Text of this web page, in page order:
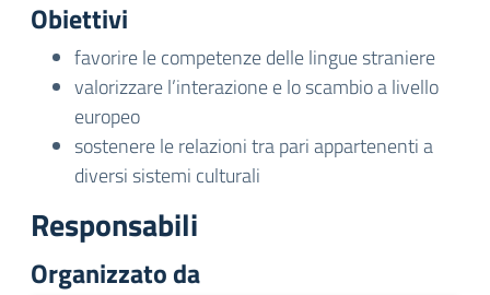
Obiettivi
favorire le competenze delle lingue straniere
valorizzare l’interazione e lo scambio a livello
europeo
sostenere le relazioni tra pari appartenenti a
diversi sistemi culturali
Responsabili
Organizzato da